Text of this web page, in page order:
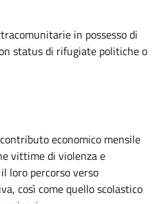
in possesso di
status di rifugiate politiche o
economico mensile
vittime di violenza e
loro percorso verso
così come quello scolastico